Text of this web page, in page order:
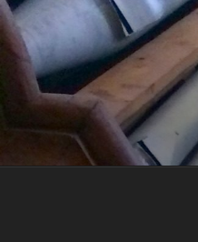
Aller
au
contenu
principal